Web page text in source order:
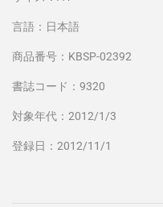
言語：日本語
商品番号：KBSP-02392
書誌コード：9320
対象年代：2012/1/3
登録日：2012/11/1